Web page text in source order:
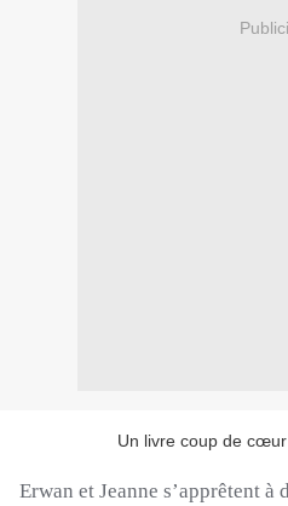
Un livre coup de
Erwan et Jeanne s’apprêtent